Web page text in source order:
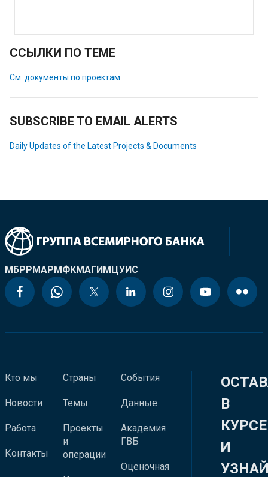
ССЫЛКИ ПО ТЕМЕ
См. документы по проектам
SUBSCRIBE TO EMAIL ALERTS
Daily Updates of the Latest Projects & Documents
МБРРМАРМФКМАГИМЦУИС
Кто мы
Новости
Работа
Контакты
Страны
Темы
Проекты
и
операции
События
Данные
Академия
ГВБ
Оценочная
В
КУРСЕ
И